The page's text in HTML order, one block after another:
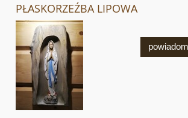
PŁASKORZEŹBA LIPOWA